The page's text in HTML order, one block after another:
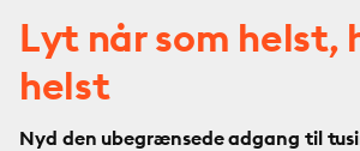
Lyt når som helst,
helst
Nyd den ubegrænsede adgang til